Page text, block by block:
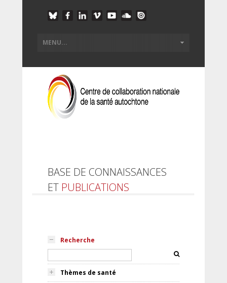
BASE DE CONNAISSANCES
ET PUBLICATIONS
Recherche
Thèmes de santé